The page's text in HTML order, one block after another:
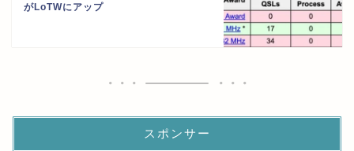
がLoTWにアップ
スポンサー